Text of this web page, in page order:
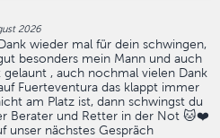
2026
wieder mal für dein schwingen,
besonders mein Mann und auch
, auch nochmal vielen Dank
Fuerteventura das klappt immer
am Platz ist, dann schwingst du
Berater und Retter in der Not 🐱❤️
unser nächstes Gespräch